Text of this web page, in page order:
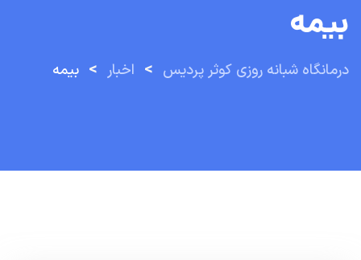
بیمه
درمانگاه شبانه روزی کوثر پردیس > اخبار > بیمه